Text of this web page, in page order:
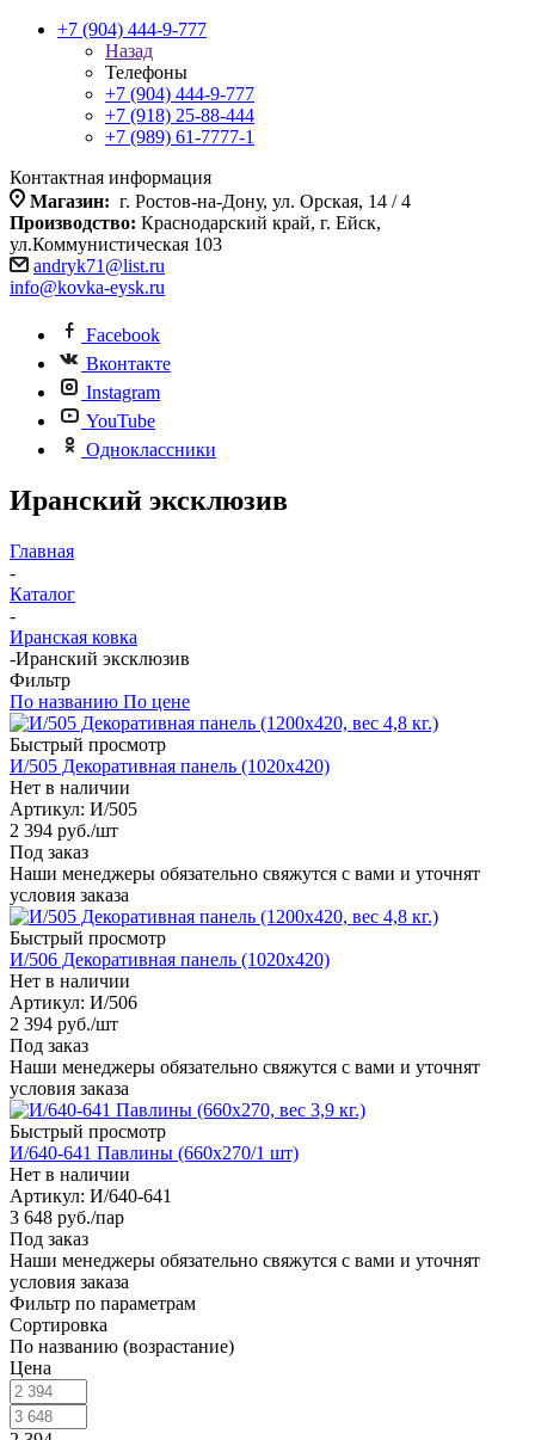
+7 (904) 444-9-777
Назад
Телефоны
+7 (904) 444-9-777
+7 (918) 25-88-444
+7 (989) 61-7777-1
Контактная информация
Магазин: г. Ростов-на-Дону, ул. Орская, 14 / 4
Производство: Краснодарский край, г. Ейск,
ул.Коммунистическая 103
andryk71@list.ru
info@kovka-eysk.ru
Facebook
Вконтакте
Instagram
YouTube
Одноклассники
Иранский эксклюзив
Главная
-
Каталог
-
Иранская ковка
-Иранский эксклюзив
Фильтр
По названию По цене
Быстрый просмотр
И/505 Декоративная панель (1020х420)
Нет в наличии
Артикул: И/505
2 394 руб./шт
Под заказ
Наши менеджеры обязательно свяжутся с вами и уточнят
условия заказа
Быстрый просмотр
И/506 Декоративная панель (1020х420)
Нет в наличии
Артикул: И/506
2 394 руб./шт
Под заказ
Наши менеджеры обязательно свяжутся с вами и уточнят
условия заказа
Быстрый просмотр
И/640-641 Павлины (660х270/1 шт)
Нет в наличии
Артикул: И/640-641
3 648 руб./пар
Под заказ
Наши менеджеры обязательно свяжутся с вами и уточнят
условия заказа
Фильтр по параметрам
Сортировка
По названию (возрастание)
Цена